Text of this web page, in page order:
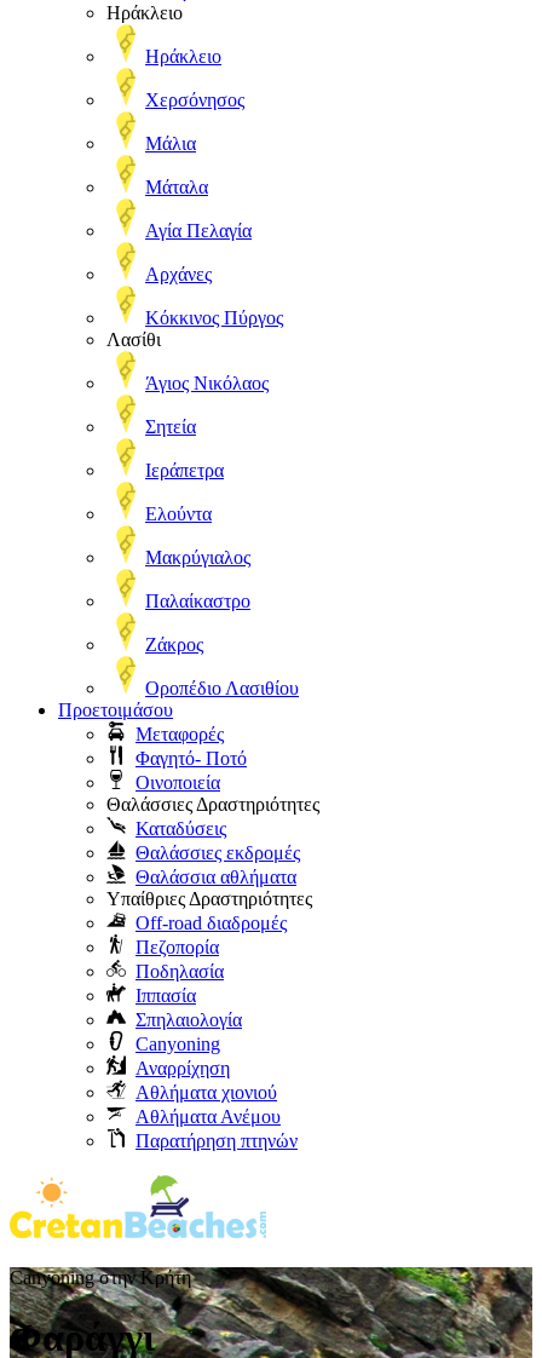
Ηράκλειο
Ηράκλειο
Χερσόνησος
Μάλια
Μάταλα
Αγία Πελαγία
Αρχάνες
Κόκκινος Πύργος
Λασίθι
Άγιος Νικόλαος
Σητεία
Ιεράπετρα
Ελούντα
Μακρύγιαλος
Παλαίκαστρο
Ζάκρος
Οροπέδιο Λασιθίου
Προετοιμάσου
Μεταφορές
Φαγητό- Ποτό
Οινοποιεία
Θαλάσσιες Δραστηριότητες
Καταδύσεις
Θαλάσσιες εκδρομές
Θαλάσσια αθλήματα
Υπαίθριες Δραστηριότητες
Off-road διαδρομές
Πεζοπορία
Ποδηλασία
Ιππασία
Σπηλαιολογία
Canyoning
Αναρρίχηση
Αθλήματα χιονιού
Αθλήματα Ανέμου
Παρατήρηση πτηνών
Canyoning στην Κρήτη
Φαράγγι